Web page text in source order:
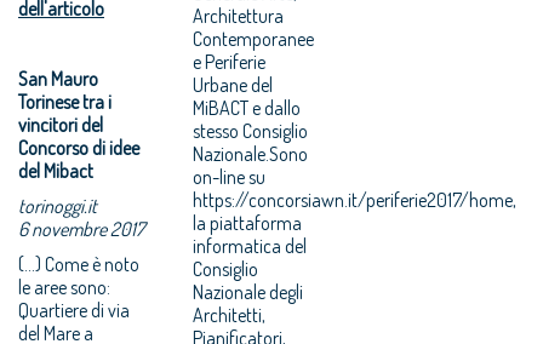
dell'articolo
San Mauro
Torinese tra i
vincitori del
Concorso di idee
del Mibact
torinoggi.it
6 novembre 2017
(...) Come è noto
le aree sono:
Quartiere di via
del Mare a
Architettura
Contemporanee
e Periferie
Urbane del
MiBACT e dallo
stesso Consiglio
Nazionale.Sono
on-line su
https://concorsiawn.it/periferie2017/home,
la piattaforma
informatica del
Consiglio
Nazionale degli
Architetti,
Pianificatori,